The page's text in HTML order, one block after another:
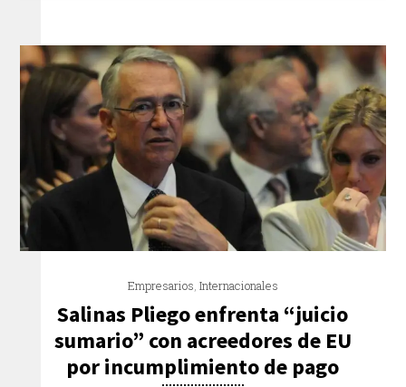
Empresarios, Internacionales
Salinas Pliego enfrenta “juicio
sumario” con acreedores de EU
por incumplimiento de pago